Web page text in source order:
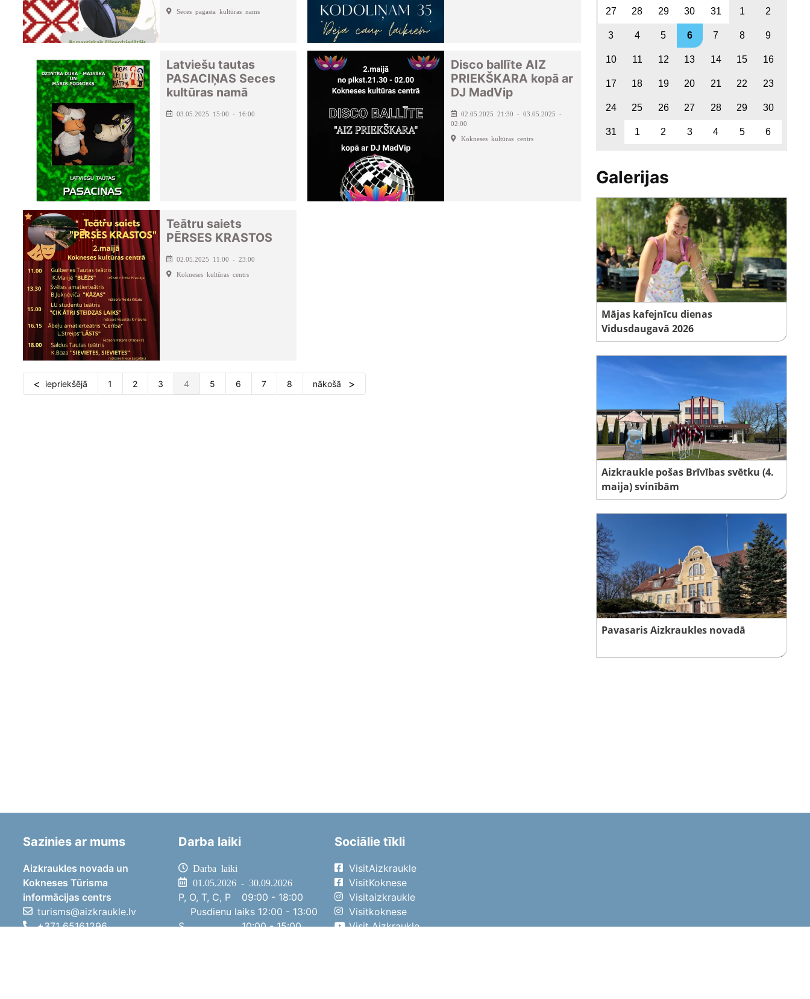
Seces pagasta kultūras nams
Latviešu tautas
PASACIŅAS Seces
kultūras namā
03.05.2025 15:00 - 16:00
Disco ballīte AIZ
PRIEKŠKARA kopā ar
DJ MadVip
02.05.2025 21:30 - 03.05.2025 -
02:00
Kokneses kultūras centrs
Teātru saiets
PĒRSES KRASTOS
02.05.2025 11:00 - 23:00
Kokneses kultūras centrs
iepriekšējā 1 2 3 4 5 6 7 8 nākošā
27 28 29 30 31 1 2
3 4 5 6 7 8 9
10 11 12 13 14 15 16
17 18 19 20 21 22 23
24 25 26 27 28 29 30
31 1 2 3 4 5 6
Galerijas
Mājas kafejnīcu dienas
Vidusdaugavā 2026
Aizkraukle pošas Brīvības svētku (4.
maija) svinībām
Pavasaris Aizkraukles novadā
Sazinies ar mums
Aizkraukles novada un
Kokneses Tūrisma
informācijas centrs
turisms@aizkraukle.lv
+371 65161296
Darba laiki
Darba laiki
01.05.2026 - 30.09.2026
P, O, T, C, P
09:00 - 18:00
Pusdienu laiks 12:00 - 13:00
S
10:00 - 15:00
Sociālie tīkli
VisitAizkraukle
VisitKoknese
Visitaizkraukle
Visitkoknese
Visit Aizkraukle